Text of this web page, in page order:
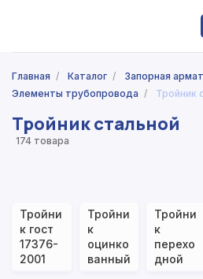
Главная / Каталог / Запорная
Элементы трубопровода / Тройник
Тройник стальной
174 товара
Тройни
к гост
17376-
2001
Тройни
к
оцинко
ванный
Тройни
к
перехо
дной